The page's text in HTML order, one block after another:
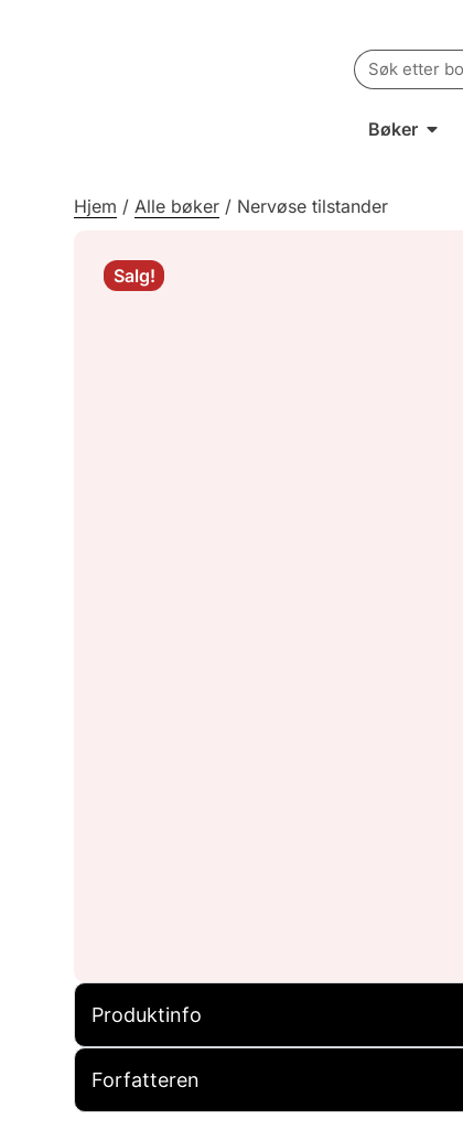
Search
for:
Bøker
Hjem /Alle bøker / Nervøse tilstander
Salg!
Produktinfo
Forfatteren